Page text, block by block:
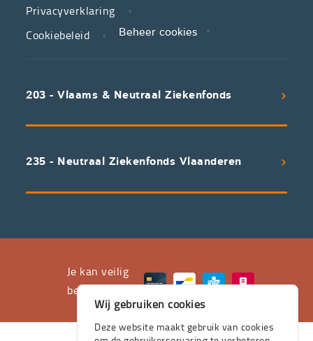
zorg.
We
voorwaarden
uitstekend
waarvan
huis
Privacyverklaring
Cookiebeleid
Beheer cookies
203 - Vlaams & Neutraal Ziekenfonds
235 - Neutraal Ziekenfonds Vlaanderen
Je kan veilig
betalen met
Wij gebruiken cookies
Deze website maakt gebruik van cookies